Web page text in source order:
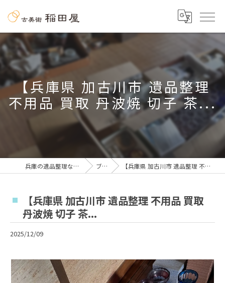
【兵庫県 加古川市 遺品整理
不用品 買取 丹波焼 切子 茶...
兵庫の遺品整理なら古美術 稲田屋 ブログ 【兵庫県 加古川市 遺品整理 不用品 買取 丹波焼 切子 茶...
【兵庫県 加古川市 遺品整理 不用品 買取
丹波焼 切子 茶...
2025/12/09